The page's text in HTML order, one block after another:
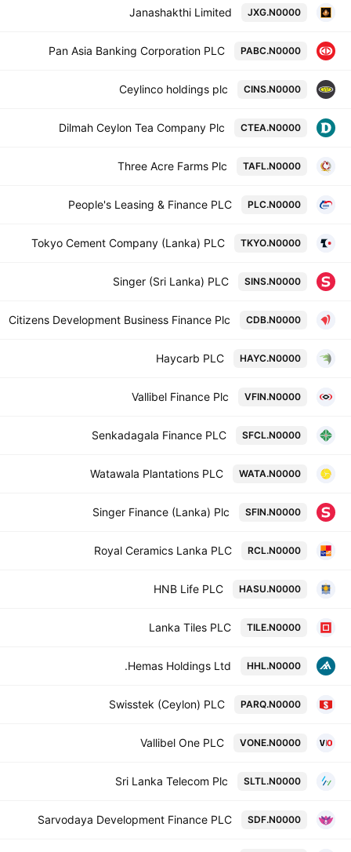
JXG.N0000
Janashakthi Limited
PABC.N0000
Pan Asia Banking Corporation PLC
CINS.N0000
Ceylinco holdings plc
CTEA.N0000
Dilmah Ceylon Tea Company Plc
TAFL.N0000
Three Acre Farms Plc
PLC.N0000
People's Leasing & Finance PLC
TKYO.N0000
Tokyo Cement Company (Lanka) PLC
SINS.N0000
Singer (Sri Lanka) PLC
CDB.N0000
Citizens Development Business Finance Plc
HAYC.N0000
Haycarb PLC
VFIN.N0000
Vallibel Finance Plc
SFCL.N0000
Senkadagala Finance PLC
WATA.N0000
Watawala Plantations PLC
SFIN.N0000
Singer Finance (Lanka) Plc
RCL.N0000
Royal Ceramics Lanka PLC
HASU.N0000
HNB Life PLC
TILE.N0000
Lanka Tiles PLC
HHL.N0000
Hemas Holdings Ltd.
PARQ.N0000
Swisstek (Ceylon) PLC
VONE.N0000
Vallibel One PLC
SLTL.N0000
Sri Lanka Telecom Plc
SDF.N0000
Sarvodaya Development Finance PLC